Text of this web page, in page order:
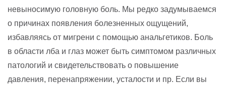
невыносимую головную боль. Мы редко задумываемся
о причинах появления болезненных ощущений,
избавляясь от мигрени с помощью анальгетиков. Боль
в области лба и глаз может быть симптомом различных
патологий и свидетельствовать о повышение
давления, перенапряжении, усталости и пр. Если вы